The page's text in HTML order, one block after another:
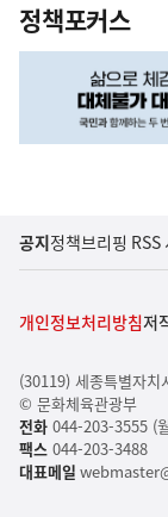
정책포커스
공지정책브리핑 RSS
개인정보처리방침저
(30119) 세종특별자
© 문화체육관광부
전화044-203-3555 (
팩스044-203-3488
대표메일